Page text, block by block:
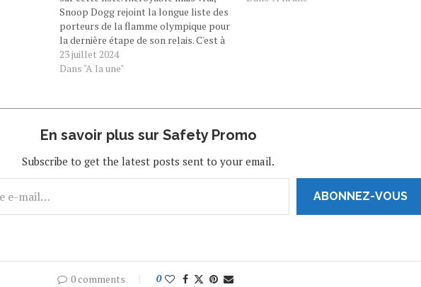
Snoop Dogg rejoint la longue liste des
porteurs de la flamme olympique pour
la dernière étape de son relais. C'est à
Saint-Denis que l'icône du rap
américain déambulera fièrement avec
23 juillet 2024
Dans "A la une"
En savoir plus sur Safety Promo
Subscribe to get the latest posts sent to your email.
ABONNEZ-VOUS
0 comments 0